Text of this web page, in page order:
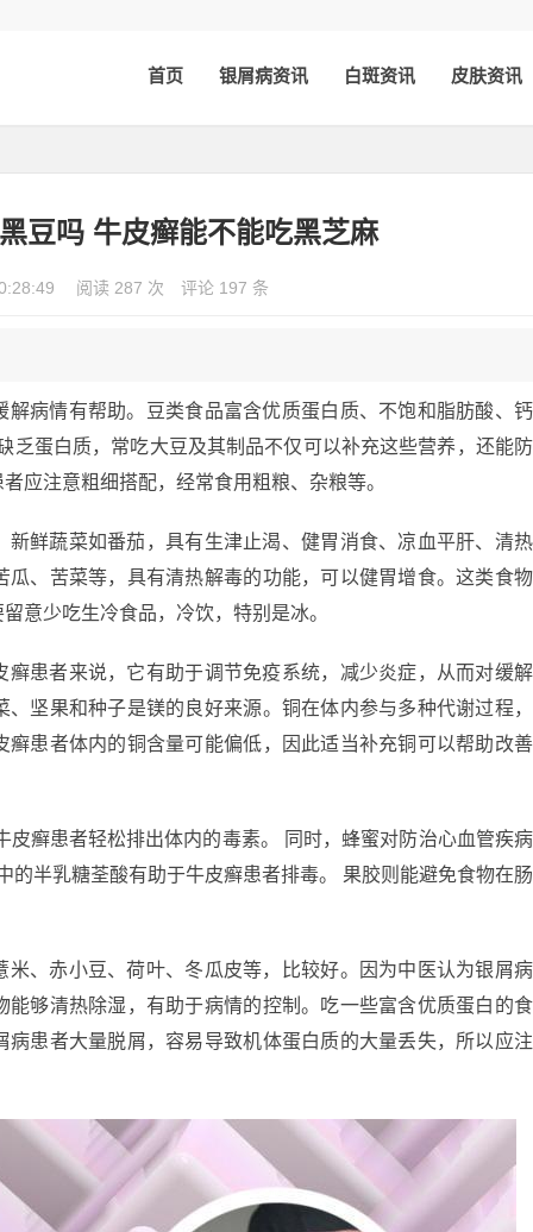
首页 银屑病资讯 白斑资讯 皮肤资讯
豆吗 牛皮癣能不能吃黑芝麻
阅读 287 次 评论 197 条
病情有帮助。豆类食品富含优质蛋白质、不饱和脂肪酸、钙
乏蛋白质，常吃大豆及其制品不仅可以补充这些营养，还能防
应注意粗细搭配，经常食用粗粮、杂粮等。
鲜蔬菜如番茄，具有生津止渴、健胃消食、凉血平肝、清热
、苦菜等，具有清热解毒的功能，可以健胃增食。这类食物
意少吃生冷食品，冷饮，特别是冰。
患者来说，它有助于调节免疫系统，减少炎症，从而对缓解
坚果和种子是镁的良好来源。铜在体内参与多种代谢过程，
患者体内的铜含量可能偏低，因此适当补充铜可以帮助改善
皮癣患者轻松排出体内的毒素。 同时，蜂蜜对防治心血管疾病
的半乳糖荃酸有助于牛皮癣患者排毒。 果胶则能避免食物在肠
、赤小豆、荷叶、冬瓜皮等，比较好。因为中医认为银屑病
够清热除湿，有助于病情的控制。吃一些富含优质蛋白的食
患者大量脱屑，容易导致机体蛋白质的大量丢失，所以应注